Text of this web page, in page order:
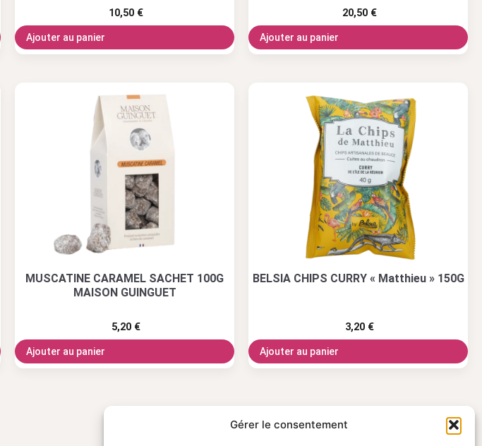
Gérer le consentement
10,50 €
Ajouter au panier
20,50 €
Ajouter au panier
MUSCATINE CARAMEL SACHET 100G
MAISON GUINGUET
5,20 €
Ajouter au panier
BELSIA CHIPS CURRY « Matthieu » 150G
3,20 €
Ajouter au panier